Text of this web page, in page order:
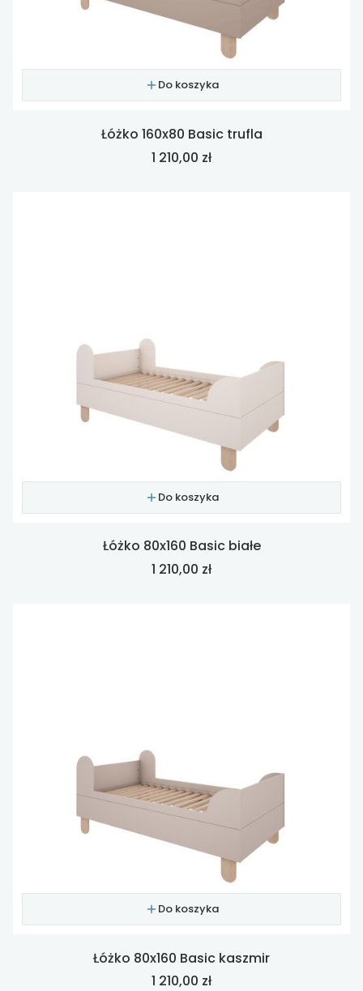
Do koszyka
Łóżko 160x80 Basic trufla
Cena
1 210,00 zł
Do koszyka
Łóżko 80x160 Basic białe
Cena
1 210,00 zł
Do koszyka
Łóżko 80x160 Basic kaszmir
Cena
1 210,00 zł